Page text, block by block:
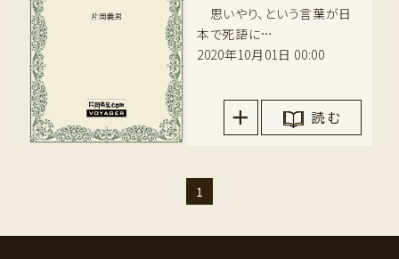
思いやり、という言葉が日
本で死語に…
2020年10月01日 00:00
読 む
1